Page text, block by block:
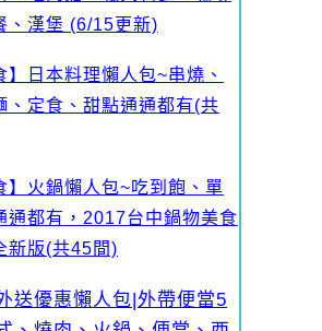
、漢堡 (6/15更新)
】日本料理懶人包~串燒、
、定食、甜點通通都有(共
】火鍋懶人包~吃到飽、單
通都有，2017台中鍋物美食
新版(共45間)
送優惠懶人包|外帶便當5